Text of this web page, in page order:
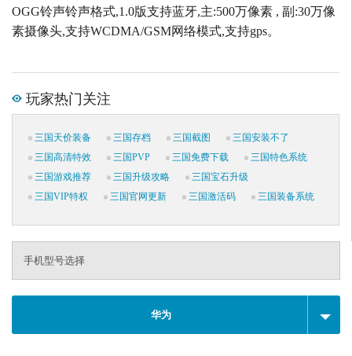
OGG铃声铃声格式,1.0版支持蓝牙,主:500万像素 , 副:30万像
素摄像头,支持WCDMA/GSM网络模式,支持gps。
玩家热门关注
三国天价装备 三国存档 三国截图
三国安装不了
三国高清特效
三国PVP 三国免费下载
三国特色系统
三国游戏推荐
三国升级攻略
三国宝石升级
三国VIP特权
三国官网更新 三国激活码 三国装备系统
手机型号选择
华为